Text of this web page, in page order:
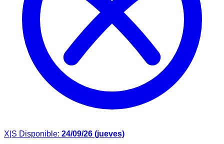
X|S Disponible: 24/09/26 (jueves)